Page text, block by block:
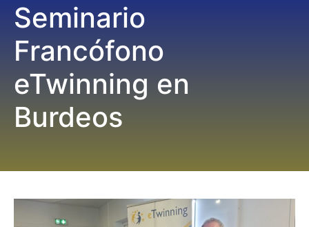
Seminario
Francófono
eTwinning en
Burdeos